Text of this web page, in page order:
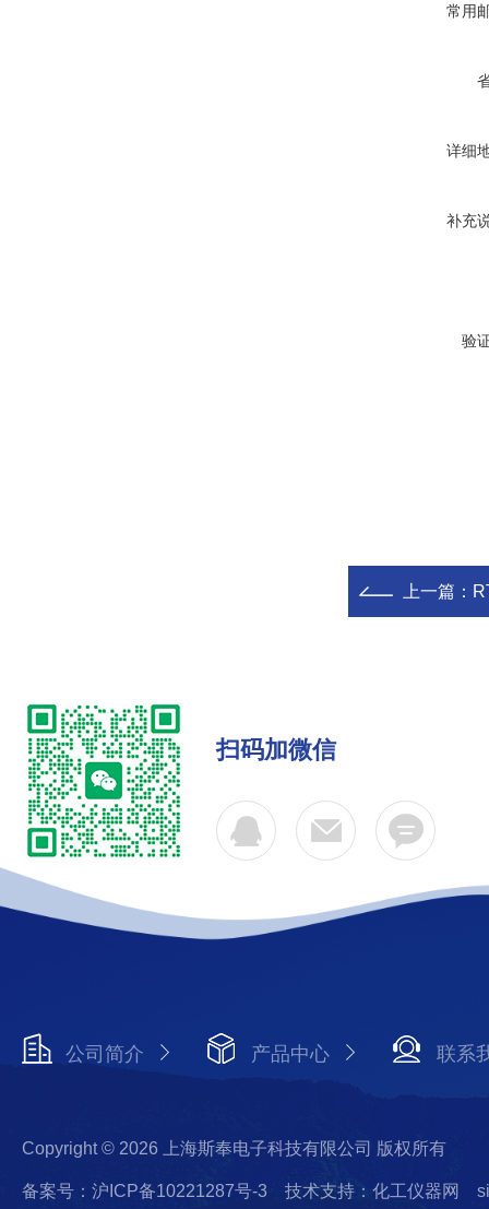
常用
详细
补充
验
上一篇：
扫码加微信
公司简介 产品中心 联系
Copyright © 2026 上海斯奉电子科技有限公司 版权所有
备案号：沪ICP备10221287号-3 技术支持：化工仪器网